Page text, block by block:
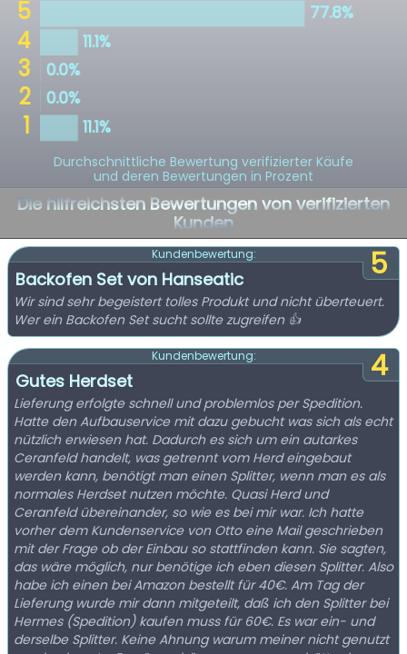
Durchschnittliche Bewertung verifizierter Käufe
und deren Bewertungen in Prozent
Die hilfreichsten Bewertungen von verifizierten
Kunden
5
Kundenbewertung:
Backofen Set von Hanseatic
Wir sind sehr begeistert tolles Produkt und nicht überteuert.
Wer ein Backofen Set sucht sollte zugreifen 👍
4
Kundenbewertung:
Gutes Herdset
Lieferung erfolgte schnell und problemlos per Spedition.
Hatte den Aufbauservice mit dazu gebucht was sich als echt
nützlich erwiesen hat. Dadurch es sich um ein autarkes
Ceranfeld handelt, was getrennt vom Herd eingebaut
werden kann, benötigt man einen Splitter, wenn man es als
normales Herdset nutzen möchte. Quasi Herd und
Ceranfeld übereinander, so wie es bei mir war. Ich hatte
vorher dem Kundenservice von Otto eine Mail geschrieben
mit der Frage ob der Einbau so stattfinden kann. Sie sagten,
das wäre möglich, nur benötige ich eben diesen Splitter. Also
habe ich einen bei Amazon bestellt für 40€. Am Tag der
Lieferung wurde mir dann mitgeteilt, daß ich den Splitter bei
Hermes (Spedition) kaufen muss für 60€. Es war ein- und
derselbe Splitter. Keine Ahnung warum meiner nicht genutzt